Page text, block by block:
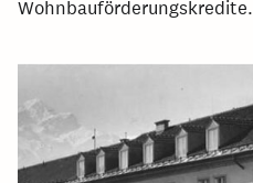
Wohnbauförderungskredite.